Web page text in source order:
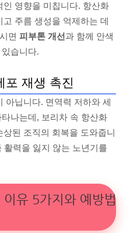
영향을 미칩니다. 항산화
주름 생성을 억제하는 데
면 피부톤 개선과 함께 안색
습니다.
포 재생 촉진
아닙니다. 면역력 저하와 세
나는데, 보리차 속 항산화
된 조직의 회복을 도와줍니
활력을 잃지 않는 노년기를
유 5가지와 예방법